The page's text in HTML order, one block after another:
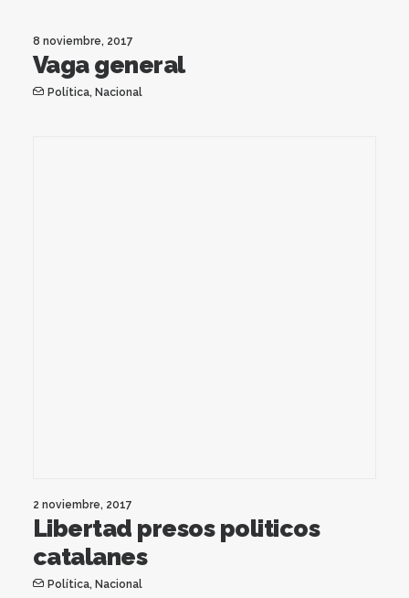
8 noviembre, 2017
Vaga general
Política, Nacional
2 noviembre, 2017
Libertad presos politicos
catalanes
Política, Nacional